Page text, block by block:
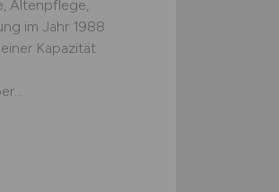
Altenpflege,
im Jahr 1988
Kapazität